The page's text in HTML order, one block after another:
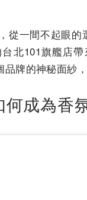
從一間不起眼
北101旗艦店
牌的神秘面紗
成為香